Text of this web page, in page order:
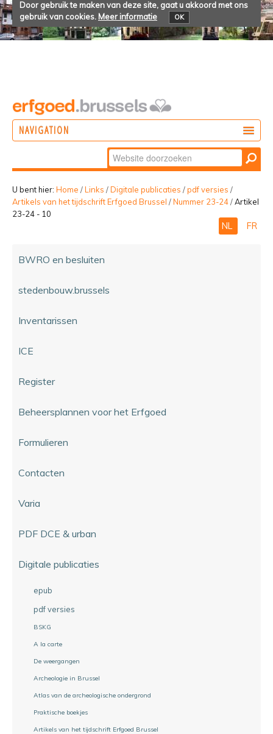
Door gebruik te maken van deze site, gaat u akkoord met ons
gebruik van cookies. Meer informatie OK
NAVIGATION
BELEVEN
Zoek
Geavanceerd
zoeken...
U bent hier: Home /Links /Digitale publicaties /pdf versies /
Artikels van het tijdschrift Erfgoed Brussel /Nummer 23-24/Artikel
23-24 - 10
NL FR
BWRO en besluiten
stedenbouw.brussels
Inventarissen
ICE
Register
Beheersplannen voor het Erfgoed
Formulieren
Contacten
Varia
PDF DCE & urban
Digitale publicaties
epub
pdf versies
BSKG
A la carte
De weergangen
Archeologie in Brussel
Atlas van de archeologische ondergrond
Praktische boekjes
Artikels van het tijdschrift Erfgoed Brussel